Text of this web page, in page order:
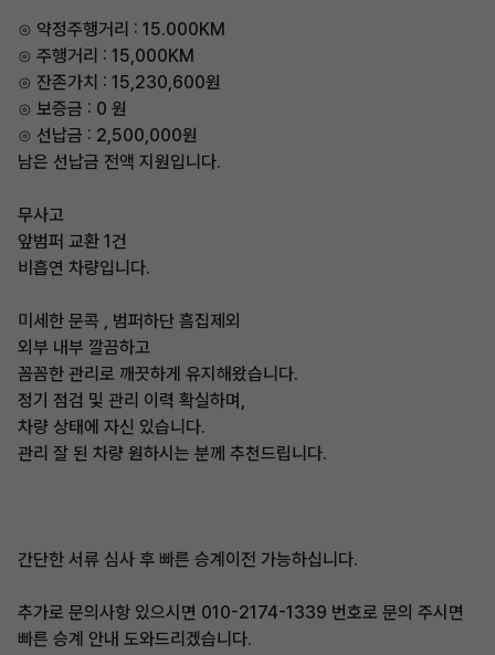
⊙ 약정주행거리 : 15.000KM
⊙ 주행거리 : 15,000KM
⊙ 잔존가치 : 15,230,600원
⊙ 보증금 : 0 원
⊙ 선납금 : 2,500,000원
남은 선납금 전액 지원입니다.
무사고
앞범퍼 교환 1건
비흡연 차량입니다.
미세한 문콕 , 범퍼하단 흠집제외
외부 내부 깔끔하고
꼼꼼한 관리로 깨끗하게 유지해왔습니다.
정기 점검 및 관리 이력 확실하며,
차량 상태에 자신 있습니다.
관리 잘 된 차량 원하시는 분께 추천드립니다.
간단한 서류 심사 후 빠른 승계이전 가능하십니다.
추가로 문의사항 있으시면 010-2174-1339 번호로 문의 주시면
빠른 승계 안내 도와드리겠습니다.